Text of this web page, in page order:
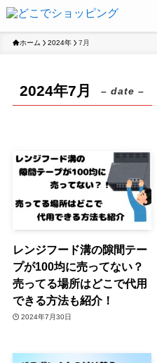
ホーム 2024年 7月
2024年7月 – date –
レンジフード溝の隙間テー
プが100均に売ってない？
売ってる場所はどこで代用
できる方法も紹介！
2024年7月30日